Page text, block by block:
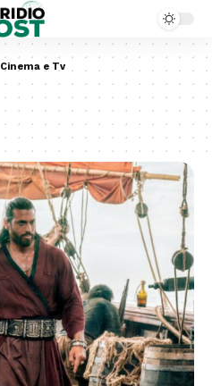
Cinema e Tv